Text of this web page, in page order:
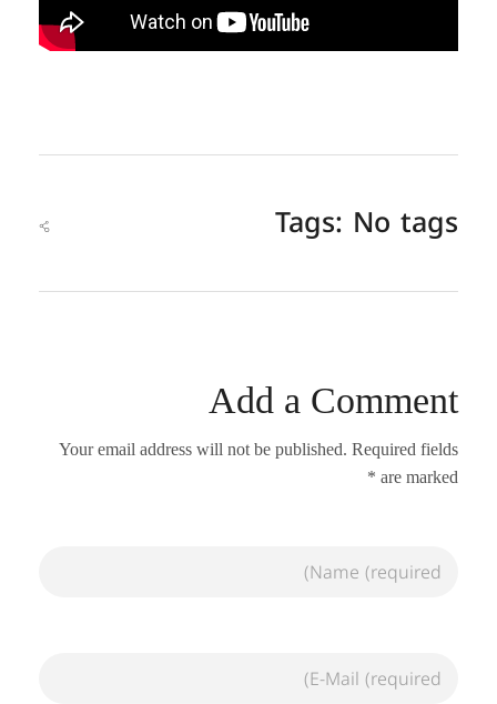
Tags: No tags
Add a Comment
Your email address will not be published. Required fields
are marked *